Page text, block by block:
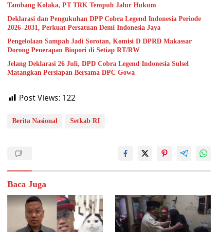
Tambang Kolaka, PT TRK Tempuh Jalur Hukum
Deklarasi dan Pengukuhan DPP Cobra Legend Indonesia Periode
2026–2031, Perkuat Persatuan Demi Indonesia Jaya
Pengelolaan Sampah Jadi Sorotan, Komisi D DPRD Makassar
Dorong Penerapan Biopori di Setiap RT/RW
Jelang Deklarasi 26 Juli, DPD Cobra Legend Indonesia Sulsel
Matangkan Persiapan Bersama DPC Gowa
Post Views: 122
Berita Nasional Setkab RI
Baca Juga